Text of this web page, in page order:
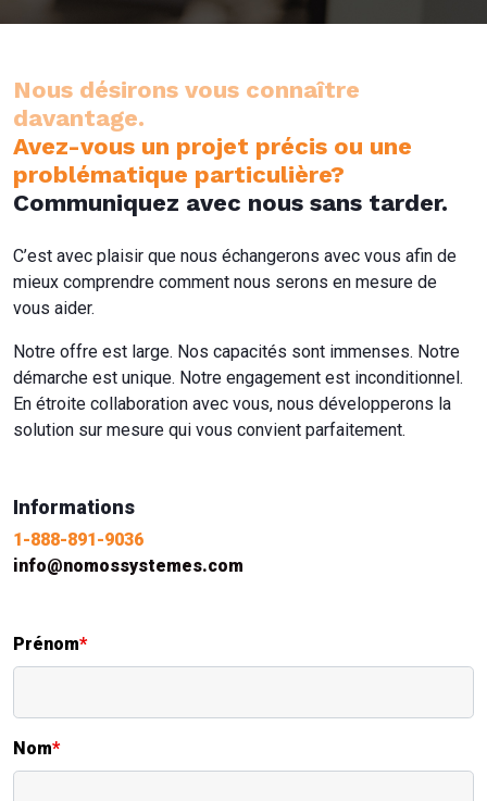
Nous désirons vous connaître
davantage.
Avez-vous un projet précis ou une
problématique particulière?
Communiquez avec nous sans tarder.
C’est avec plaisir que nous échangerons avec vous afin de
mieux comprendre comment nous serons en mesure de
vous aider.
Notre offre est large. Nos capacités sont immenses. Notre
démarche est unique. Notre engagement est inconditionnel.
En étroite collaboration avec vous, nous développerons la
solution sur mesure qui vous convient parfaitement.
Informations
1-888-891-9036
info@nomossystemes.com
Prénom*
Nom*